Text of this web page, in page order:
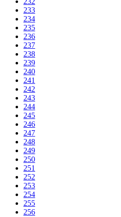
233
234
235
236
237
238
239
240
241
242
243
244
245
246
247
248
249
250
251
252
253
254
255
256